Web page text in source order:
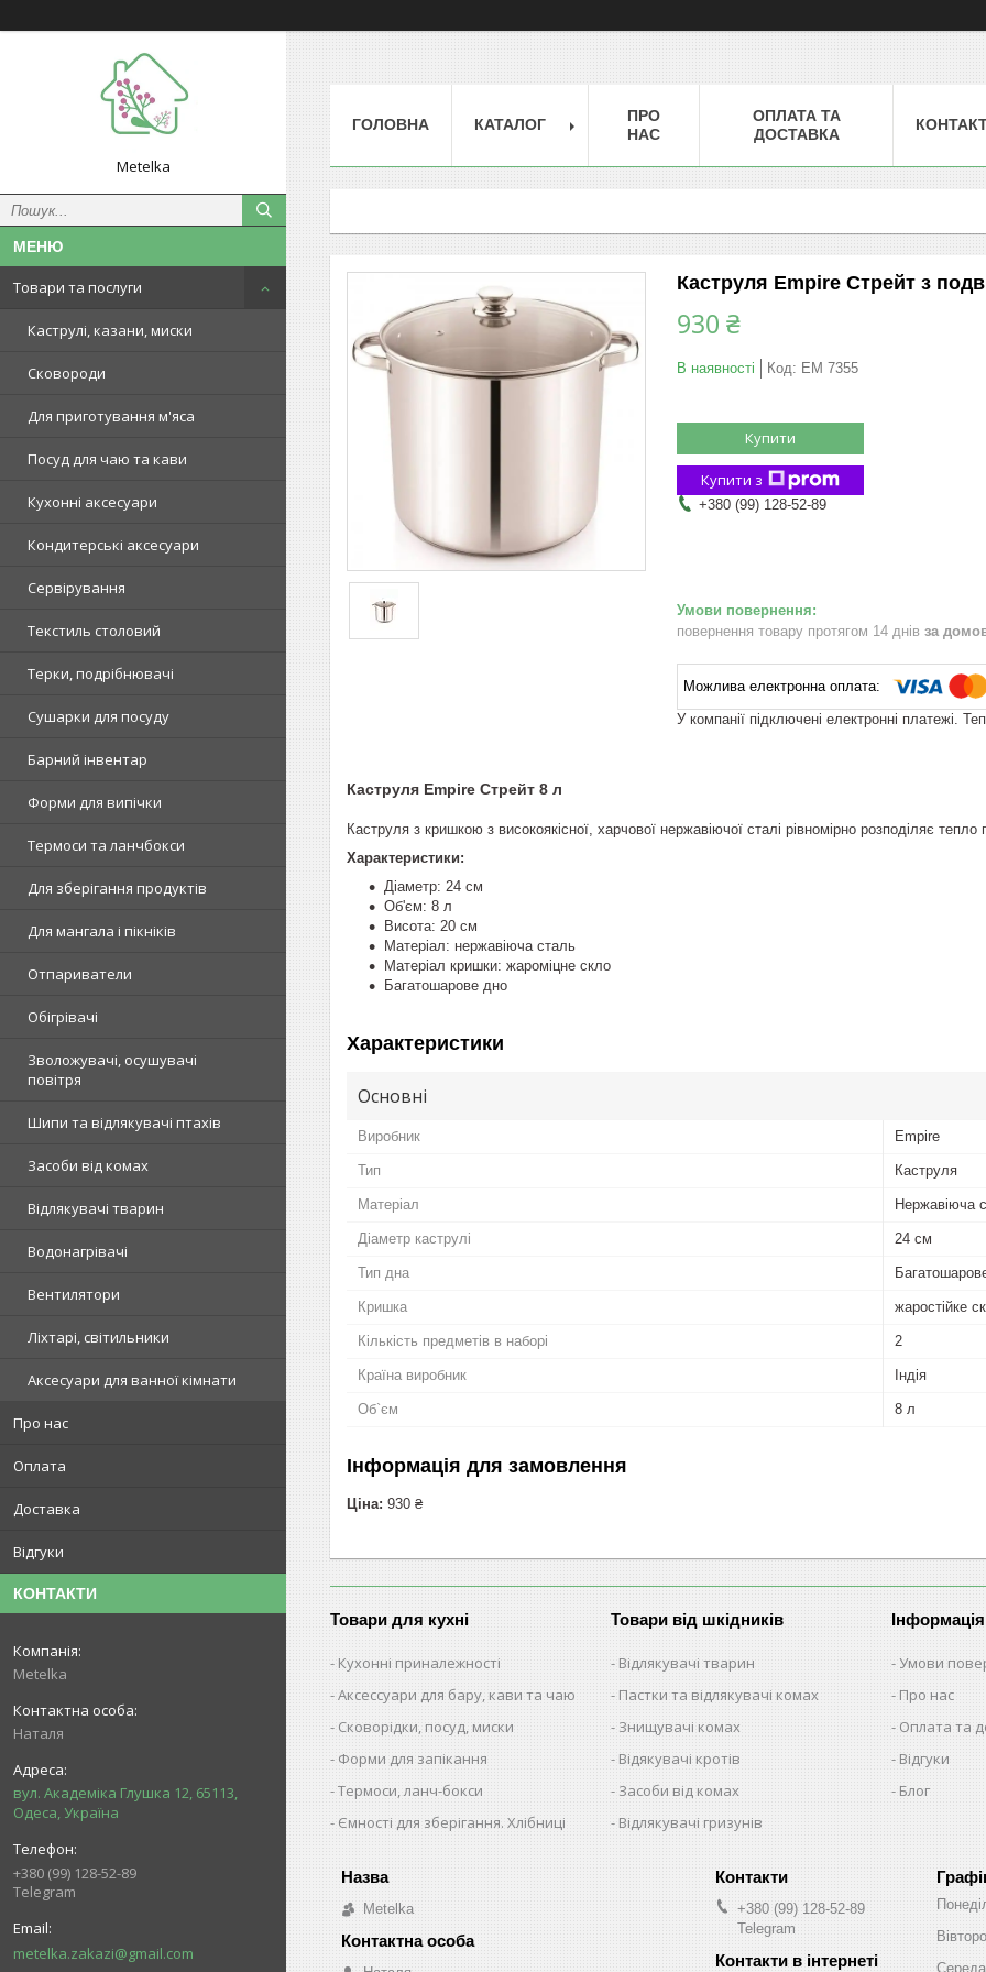
Metelka
Товари та послуги
Каструлі, казани, миски
Сковороди
Для приготування м'яса
Посуд для чаю та кави
Кухонні аксесуари
Кондитерські аксесуари
Сервірування
Текстиль столовий
Терки, подрібнювачі
Сушарки для посуду
Барний інвентар
Форми для випічки
Термоси та ланчбокси
Для зберігання продуктів
Для мангала і пікніків
Отпариватели
Обігрівачі
Зволожувачі, осушувачі
повітря
Шипи та відлякувачі птахів
Засоби від комах
Відлякувачі тварин
Водонагрівачі
Вентилятори
Ліхтарі, світильники
Аксесуари для ванної кімнати
Про нас
Оплата
Доставка
Відгуки
КОНТАКТИ
Metelka
Наталя
вул. Академіка Глушка 12, 65113,
Одеса, Україна
+380 (99) 128-52-89
Telegram
metelka.zakazi@gmail.com
ГОЛОВНА КАТАЛОГ
ПРО
НАС
ОПЛАТА ТА
ДОСТАВКА
Каструля Empire Стрейт з
930 ₴
В наявності Код: ЕМ 7355
Купити
Купити з
+380 (99) 128-52-89
повернення товару протягом 14 днів за
У компанії підключені електронні платежі.
Каструля Empire Стрейт 8 л
Каструля з кришкою з високоякісної, харчової нержавіючої сталі рівномірно розподіляє тепло
Характеристики:
Діаметр: 24 см
Об'єм: 8 л
Висота: 20 см
Матеріал: нержавіюча сталь
Матеріал кришки: жароміцне скло
Багатошарове дно
Характеристики
Основні
Виробник Empire
Тип Каструля
Матеріал Нержавіюча
Діаметр каструлі 24 см
Тип дна
Кришка жаростійке
Кількість предметів в наборі 2
Країна виробник Індія
Об`єм 8 л
Інформація для замовлення
Ціна: 930 ₴
Товари для кухні
Кухонні приналежності
Аксессуари для бару, кави та чаю
Сковорідки, посуд, миски
Форми для запікання
Термоси, ланч-бокси
Ємності для зберігання. Хлібниці
Товари від шкідників
Відлякувачі тварин
Пастки та відлякувачі комах
Знищувачі комах
Відякувачі кротів
Засоби від комах
Відлякувачі гризунів
Інформація
Умови
Про нас
Оплата та
Відгуки
Блог
Metelka
+380 (99) 128-52-89
Telegram
Середа